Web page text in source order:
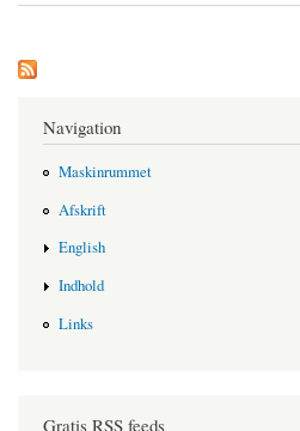
Navigation
Maskinrummet
Afskrift
English
Indhold
Links
Gratis RSS feeds